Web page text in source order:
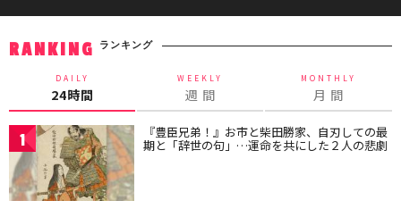
RANKING ランキング
DAILY
24時間
WEEKLY
週 間
MONTHLY
月 間
1 『豊臣兄弟！』お市と柴田勝家、自刃しての最
期と「辞世の句」…運命を共にした２人の悲劇